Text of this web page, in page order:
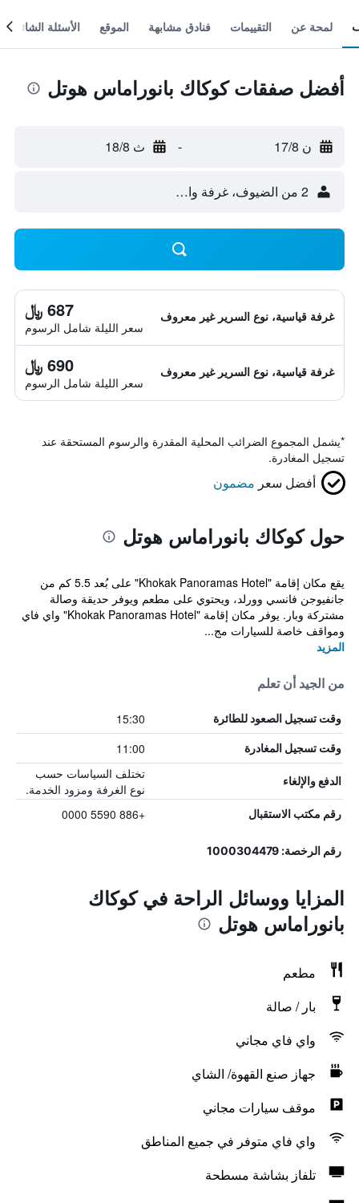
لمحة عن التقييمات فنادق مشابهة الموقع الأسئلة الشائعة
أفضل صفقات كوكاك بانوراماس هوتل
ن 17/8 - ث 18/8
2 من الضيوف، غرفة واحدة
غرفة قياسية، نوع السرير غير معروف 687 ﷼
سعر الليلة شامل الرسوم
غرفة قياسية، نوع السرير غير معروف 690 ﷼
سعر الليلة شامل الرسوم
*يشمل المجموع الضرائب المحلية المقدرة والرسوم المستحقة عند
تسجيل المغادرة.
أفضل سعر مضمون
حول كوكاك بانوراماس هوتل
يقع مكان إقامة "Khokak Panoramas Hotel" على بُعد 5.5 كم من
جانفيوجن فانسي وورلد، ويحتوي على مطعم ويوفر حديقة وصالة
مشتركة وبار. يوفر مكان إقامة "Khokak Panoramas Hotel" واي فاي
ومواقف خاصة للسيارات مج...
المزيد
من الجيد أن تعلم
وقت تسجيل الصعود للطائرة 15:30
وقت تسجيل المغادرة 11:00
الدفع والإلغاء
تختلف السياسات حسب
نوع الغرفة ومزود الخدمة.
رقم مكتب الاستقبال +886 5590 0000
رقم الرخصة: 1000304479
المزايا ووسائل الراحة في كوكاك
بانوراماس هوتل
مطعم
بار / صالة
واي فاي مجاني
جهاز صنع القهوة/ الشاي
موقف سيارات مجاني
واي فاي متوفر في جميع المناطق
تلفاز بشاشة مسطحة